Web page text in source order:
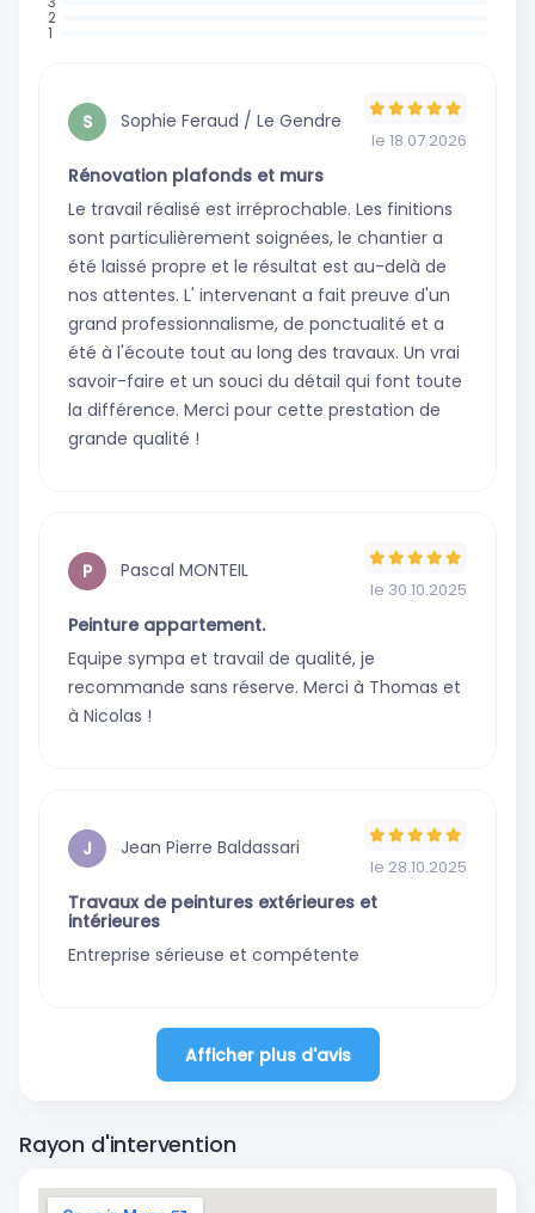
avis
avis
S Sophie Feraud / Le Gendre
le 18.07.2026
Rénovation plafonds et murs
Le travail réalisé est irréprochable. Les finitions
sont particulièrement soignées, le chantier a
été laissé propre et le résultat est au-delà de
nos attentes. L' intervenant a fait preuve d'un
grand professionnalisme, de ponctualité et a
été à l'écoute tout au long des travaux. Un vrai
savoir-faire et un souci du détail qui font toute
la différence. Merci pour cette prestation de
grande qualité !
P Pascal MONTEIL
le 30.10.2025
Peinture appartement.
Equipe sympa et travail de qualité, je
recommande sans réserve. Merci à Thomas et
à Nicolas !
J Jean Pierre Baldassari
le 28.10.2025
Travaux de peintures extérieures et
intérieures
Entreprise sérieuse et compétente
Afficher plus d'avis
Rayon d'intervention